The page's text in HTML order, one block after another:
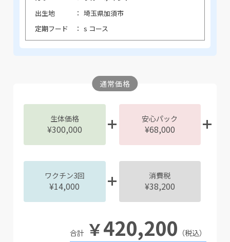
出生地
埼玉県加須市
定期フード
s コース
通常価格
生体価格
¥300,000
安心パック
¥68,000
ワクチン3回
¥14,000
消費税
¥38,200
￥420,200 （税込）